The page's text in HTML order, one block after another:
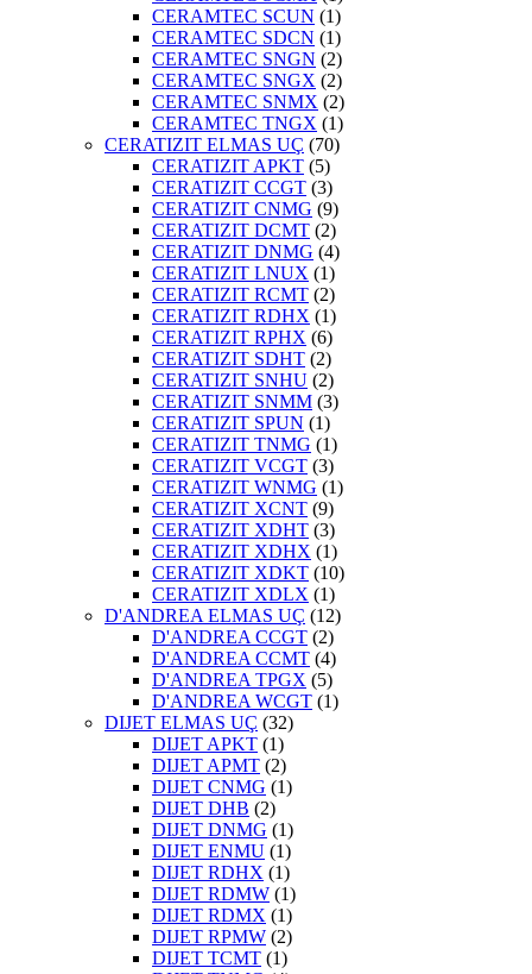
CERAMTEC SCUN (1)
CERAMTEC SDCN (1)
CERAMTEC SNGN (2)
CERAMTEC SNGX (2)
CERAMTEC SNMX (2)
CERAMTEC TNGX (1)
CERATIZIT ELMAS UÇ (70)
CERATIZIT APKT (5)
CERATIZIT CCGT (3)
CERATIZIT CNMG (9)
CERATIZIT DCMT (2)
CERATIZIT DNMG (4)
CERATIZIT LNUX (1)
CERATIZIT RCMT (2)
CERATIZIT RDHX (1)
CERATIZIT RPHX (6)
CERATIZIT SDHT (2)
CERATIZIT SNHU (2)
CERATIZIT SNMM (3)
CERATIZIT SPUN (1)
CERATIZIT TNMG (1)
CERATIZIT VCGT (3)
CERATIZIT WNMG (1)
CERATIZIT XCNT (9)
CERATIZIT XDHT (3)
CERATIZIT XDHX (1)
CERATIZIT XDKT (10)
CERATIZIT XDLX (1)
D'ANDREA ELMAS UÇ (12)
D'ANDREA CCGT (2)
D'ANDREA CCMT (4)
D'ANDREA TPGX (5)
D'ANDREA WCGT (1)
DIJET ELMAS UÇ (32)
DIJET APKT (1)
DIJET APMT (2)
DIJET CNMG (1)
DIJET DHB (2)
DIJET DNMG (1)
DIJET ENMU (1)
DIJET RDHX (1)
DIJET RDMW (1)
DIJET RDMX (1)
DIJET RPMW (2)
DIJET TCMT (1)